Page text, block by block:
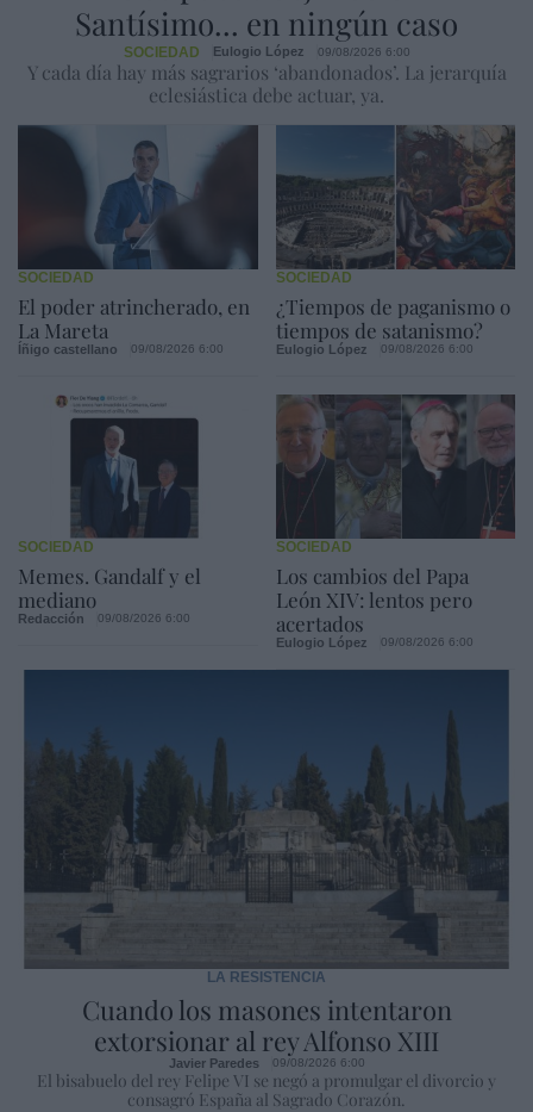
Santísimo... en ningún caso
SOCIEDAD Eulogio López 09/08/2026 6:00
Y cada día hay más sagrarios ‘abandonados’. La jerarquía
eclesiástica debe actuar, ya.
El poder atrincherado, en
La Mareta
SOCIEDAD
Íñigo castellano 09/08/2026 6:00
¿Tiempos de paganismo o
tiempos de satanismo?
SOCIEDAD
Eulogio López 09/08/2026 6:00
Memes. Gandalf y el
mediano
SOCIEDAD
Redacción 09/08/2026 6:00
Los cambios del Papa
León XIV: lentos pero
acertados
SOCIEDAD
Eulogio López 09/08/2026 6:00
Cuando los masones intentaron
extorsionar al rey Alfonso XIII
LA RESISTENCIA
Javier Paredes 09/08/2026 6:00
El bisabuelo del rey Felipe VI se negó a promulgar el divorcio y
consagró España al Sagrado Corazón.